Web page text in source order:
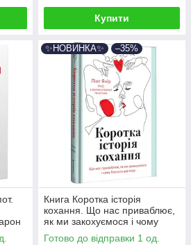
Купити
✨НОВИНКА✨ –35%
Книга Коротка історія
кохання. Що нас приваблює,
як ми закохуємося і чому
біологія все псує. Ліат Якір
Готово до відправки 1 од.